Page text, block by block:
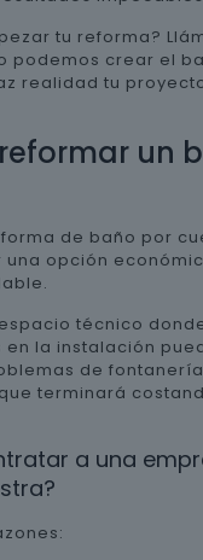
tu reforma?
podemos crear el
realidad tu
un
de baño por
opción
técnico
en la instalación
de
terminará
a una